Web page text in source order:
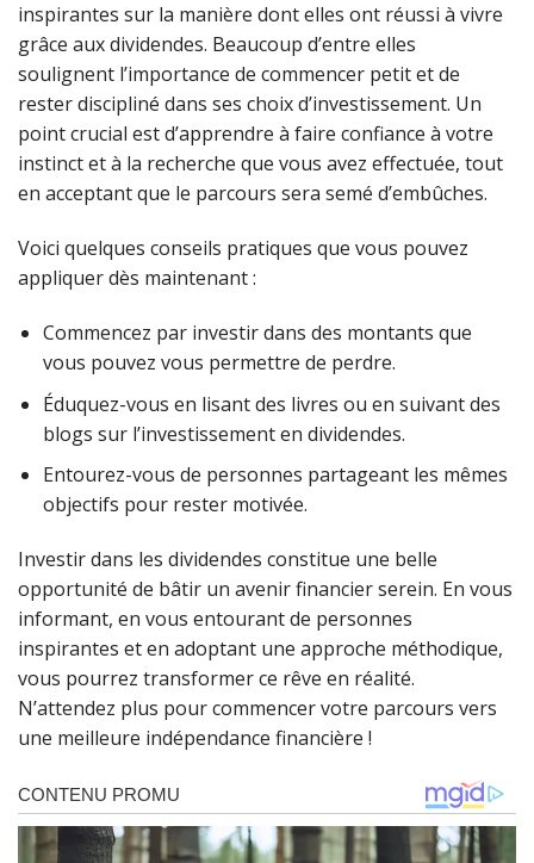
inspirantes sur la manière dont elles ont réussi à vivre
grâce aux dividendes. Beaucoup d’entre elles
soulignent l’importance de commencer petit et de
rester discipliné dans ses choix d’investissement. Un
point crucial est d’apprendre à faire confiance à votre
instinct et à la recherche que vous avez effectuée, tout
en acceptant que le parcours sera semé d’embûches.
Voici quelques conseils pratiques que vous pouvez
appliquer dès maintenant :
Commencez par investir dans des montants que
vous pouvez vous permettre de perdre.
Éduquez-vous en lisant des livres ou en suivant des
blogs sur l’investissement en dividendes.
Entourez-vous de personnes partageant les mêmes
objectifs pour rester motivée.
Investir dans les dividendes constitue une belle
opportunité de bâtir un avenir financier serein. En vous
informant, en vous entourant de personnes
inspirantes et en adoptant une approche méthodique,
vous pourrez transformer ce rêve en réalité.
N’attendez plus pour commencer votre parcours vers
une meilleure indépendance financière !